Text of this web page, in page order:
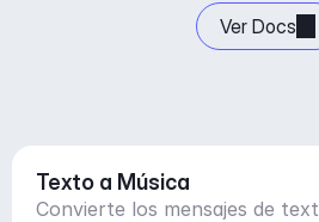
Ver Docs
Texto a Música
Convierte los mensajes de